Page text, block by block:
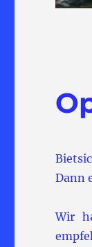
Dann
Wir